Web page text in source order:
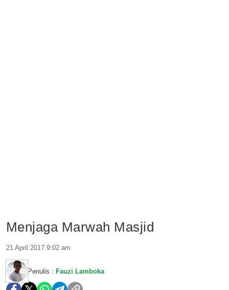
Menjaga Marwah Masjid
21 April 2017 9:02 am
Penulis : Fauzi Lamboka